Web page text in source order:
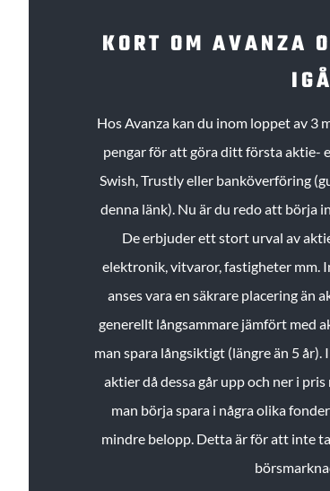
KORT OM AVANZA
Hos Avanza kan du inom loppet av
pengar för att göra ditt första aktie-
Swish, Trustly eller banköverföring
denna länk). Nu är du redo att börja
De erbjuder ett stort urval av
elektronik, vitvaror, fastigheter mm.
anses vara en säkrare placering än
generellt långsammare jämfört med
man spara långsiktigt (längre än 5
aktier då dessa går upp och ner i
man börja spara i några olika
mindre belopp. Detta är för att inte